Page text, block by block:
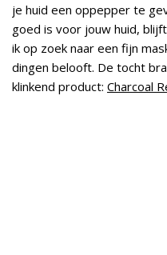
je huid een oppepper te
goed is voor jouw huid,
ik op zoek naar een fijn
dingen belooft. De tocht
klinkend product: Charcoal